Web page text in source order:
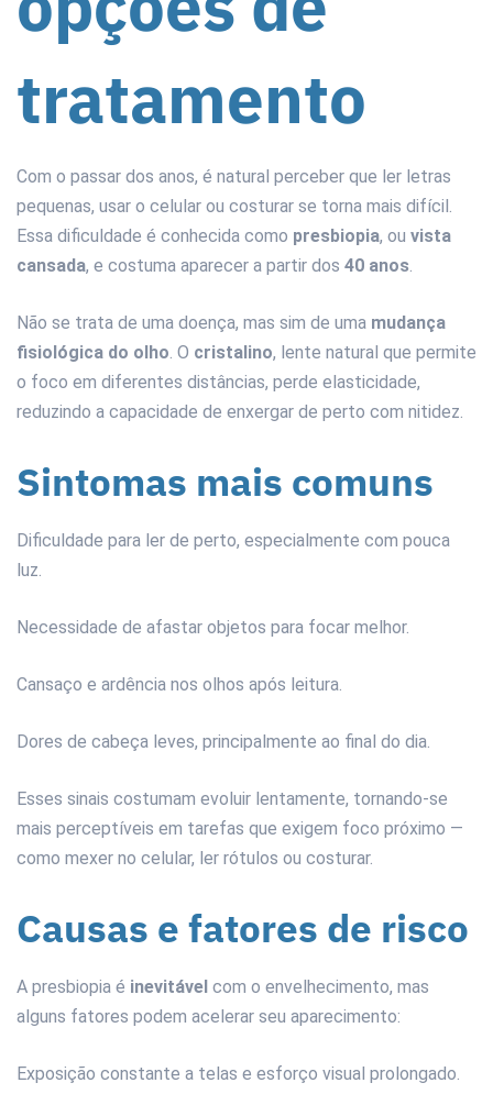
tratamento
Com o passar dos anos, é natural perceber que ler letras
pequenas, usar o celular ou costurar se torna mais difícil.
Essa dificuldade é conhecida como presbiopia, ou vista
cansada, e costuma aparecer a partir dos 40 anos.
Não se trata de uma doença, mas sim de uma mudança
fisiológica do olho. O cristalino, lente natural que permite
o foco em diferentes distâncias, perde elasticidade,
reduzindo a capacidade de enxergar de perto com nitidez.
Sintomas mais comuns
Dificuldade para ler de perto, especialmente com pouca
luz.
Necessidade de afastar objetos para focar melhor.
Cansaço e ardência nos olhos após leitura.
Dores de cabeça leves, principalmente ao final do dia.
Esses sinais costumam evoluir lentamente, tornando-se
mais perceptíveis em tarefas que exigem foco próximo —
como mexer no celular, ler rótulos ou costurar.
Causas e fatores de risco
A presbiopia é inevitável com o envelhecimento, mas
alguns fatores podem acelerar seu aparecimento:
Exposição constante a telas e esforço visual prolongado.